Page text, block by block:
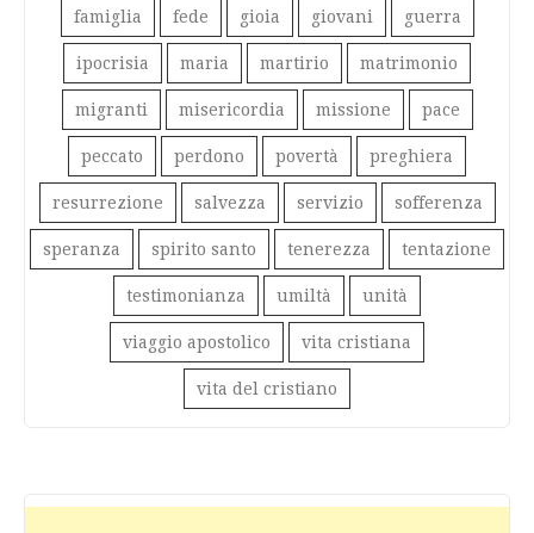
famiglia fede gioia giovani guerra
ipocrisia maria martirio matrimonio
migranti misericordia missione pace
peccato perdono povertà preghiera
resurrezione salvezza servizio sofferenza
speranza spirito santo tenerezza tentazione
testimonianza umiltà unità
viaggio apostolico vita cristiana
vita del cristiano